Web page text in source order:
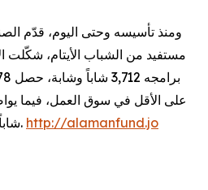
شاباً وشابة على مقاعد الدراسة. http://alamanfund.jo